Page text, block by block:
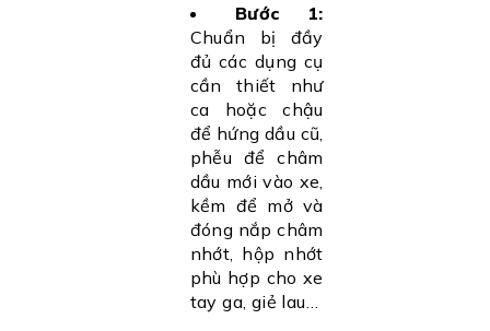
Bước 1:
Chuẩn bị đầy
đủ các dụng cụ
cần thiết như
ca hoặc chậu
để hứng dầu cũ,
phễu để châm
dầu mới vào xe,
kềm để mở và
đóng nắp châm
nhớt, hộp nhớt
phù hợp cho xe
tay ga, giẻ lau…